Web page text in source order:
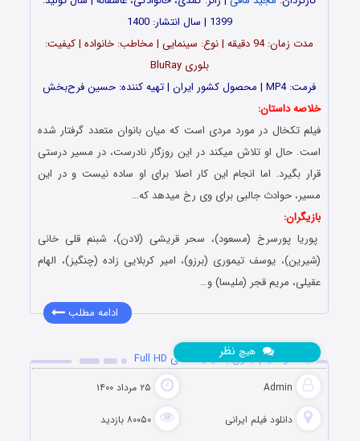
1399 | سال انتشار: 1400
مدت زمان: 94 دقیقه | نوع: سینمایی | مخاطب: خانواده | کیفیت:
بلوری BluRay
فرمت: MP4 | محصول کشور ایران | تهیه کننده: حسین فرح‌بخش
خلاصه داستان:
فیلم تکخال در مورد مردی است که میان بانوان متعدد گرفتار شده
است. حال او تلاش میکند در این روزگار نادرست، در مسیر درستی
قرار بگیرد. اما انجام این کار اصلا برای او ساده نیست و در این
مسیر، حوادث جالبی برای وی رخ میدهد که…
بازیگران:
پوریا پورسرخ (مسعود)، سحر قریشی (لادن)، شبنم قلی خانی
(شیرین)، یوسف تیموری (برزو)، امیر کربلایی زاده (چنگیز)، الهام
عقیلی، مریم قجر (ملیسا) و…
ادامه مطلب
دانلود فیلم جنون با کیفیت عالی Full HD
Admin ۲۵ مرداد ۱۴۰۰
دانلود فیلم‌ ایرانی ۸۰۰۵۰ بازدید
هیچ نظر